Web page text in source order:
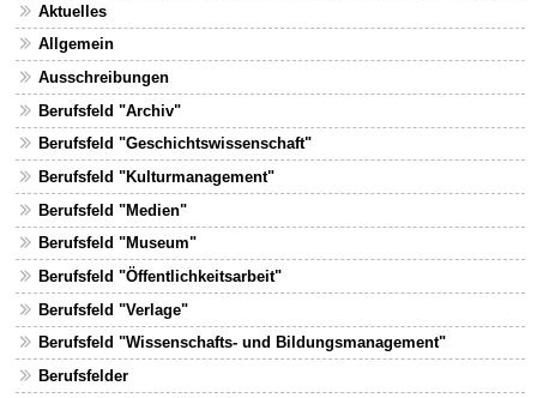
Aktuelles
Allgemein
Ausschreibungen
Berufsfeld "Archiv"
Berufsfeld "Geschichtswissenschaft"
Berufsfeld "Kulturmanagement"
Berufsfeld "Medien"
Berufsfeld "Museum"
Berufsfeld "Öffentlichkeitsarbeit"
Berufsfeld "Verlage"
Berufsfeld "Wissenschafts- und Bildungsmanagement"
Berufsfelder